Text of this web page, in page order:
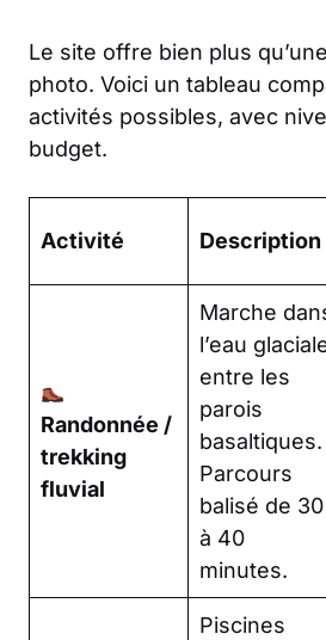
Le site offre bien plus
photo. Voici un tableau
activités possibles, avec
budget.
Activité Description
Randonnée /
trekking
fluvial
Marche
l’eau
entre les
parois
basaltiques.
Parcours
balisé de 30
à 40
minutes.
Piscines